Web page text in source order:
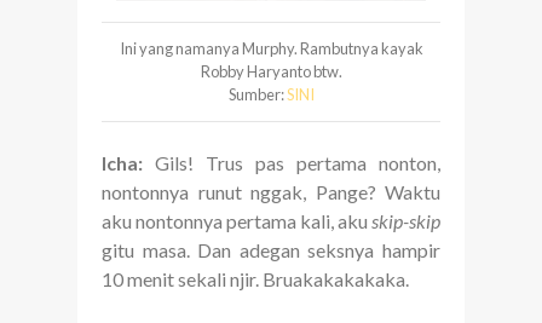
Ini yang namanya Murphy. Rambutnya kayak
Robby Haryanto btw.
Sumber:SINI
Icha: Gils! Trus pas pertama nonton,
nontonnya runut nggak, Pange? Waktu
aku nontonnya pertama kali, aku skip-skip
gitu masa. Dan adegan seksnya hampir
10 menit sekali njir. Bruakakakakaka.